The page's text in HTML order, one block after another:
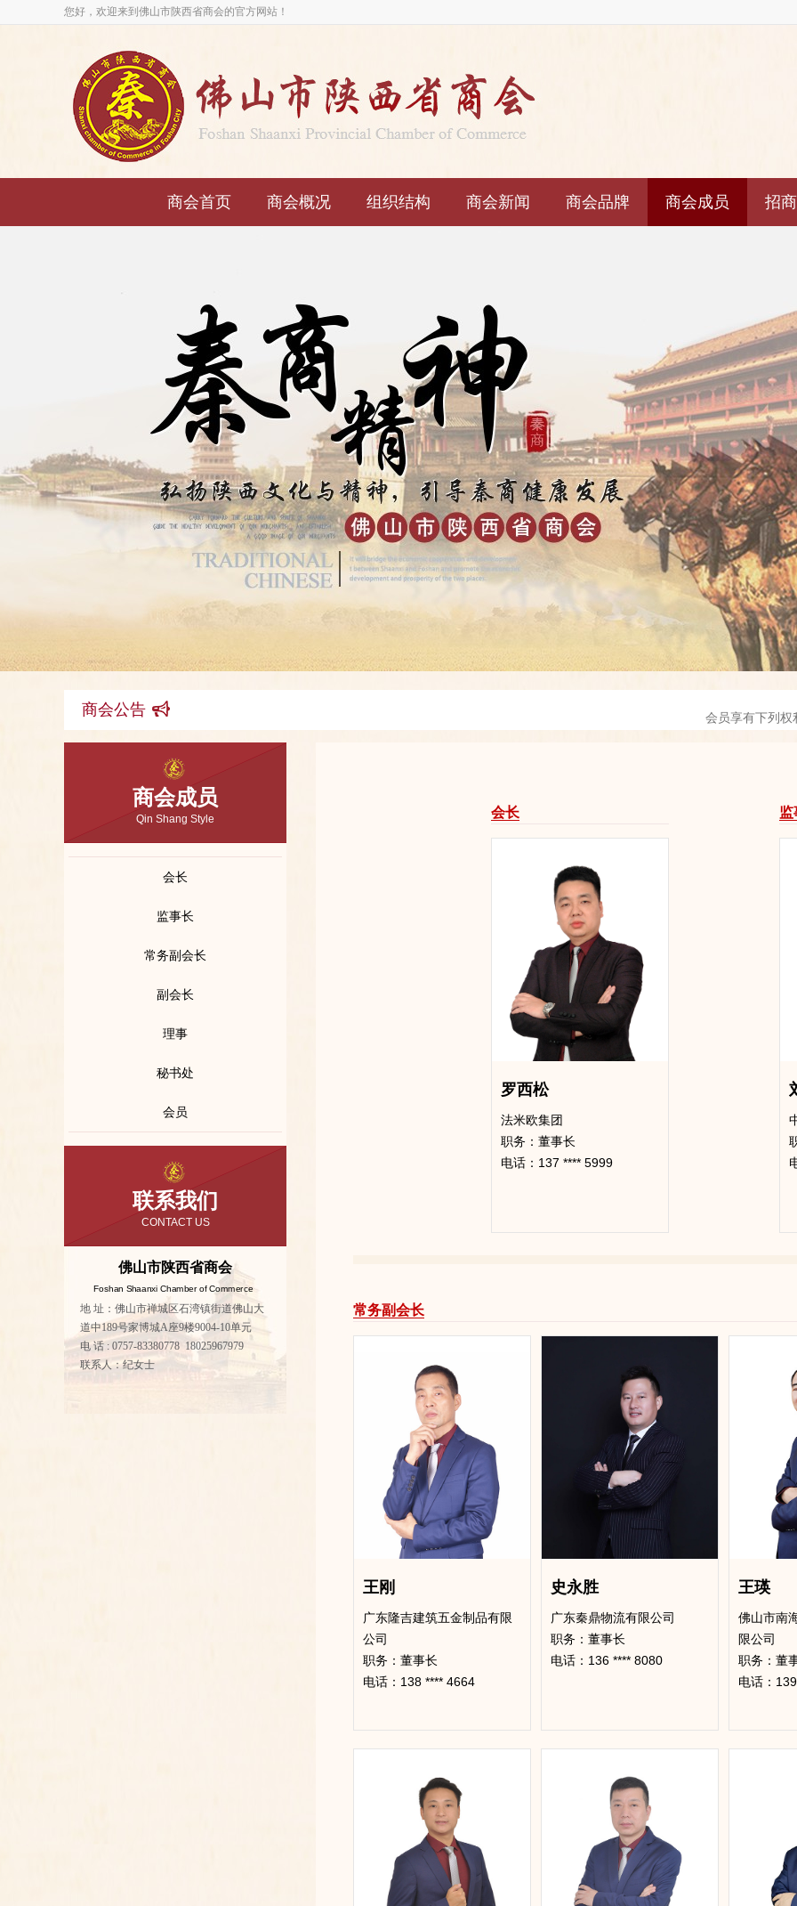
您好，欢迎来到佛山市陕西省商会的官方网站！
商会首页 商会概况 组织结构 商会新闻 商会品牌 商会成员 招
商会公告 会员享有下列权
申请加入本会
商会成员
Qin Shang Style
会长
监事长
常务副会长
副会长
理事
秘书处
会员
联系我们
CONTACT US
佛山市陕西省商会
Foshan Shaanxi Chamber of Commerce
地 址：佛山市禅城区石湾镇街道佛山大
道中189号家博城A座9楼9004-10单元
电 话 : 0757-83380778 18025967979
联系人：纪女士
会长
罗西松
法米欧集团
职务：董事长
电话：137 **** 5999
监
常务副会长
王刚
广东隆吉建筑五金制品有限
公司
​职务：董事长
电话：138 **** 4664
史永胜
广东秦鼎物流有限公司
​职务：董事长
电话：136 **** 8080
王瑛
佛山市南
限公司
职务：董
电话：